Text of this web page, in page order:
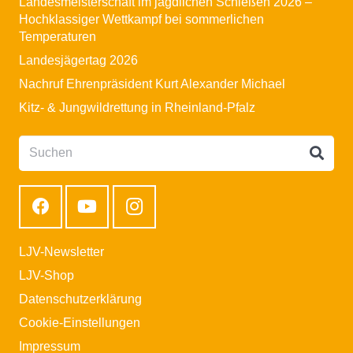
Hochklassiger Wettkampf bei sommerlichen
Temperaturen
Landesjägertag 2026
Nachruf Ehrenpräsident Kurt Alexander Michael
Kitz- & Jungwildrettung in Rheinland-Pfalz
LJV-Newsletter
LJV-Shop
Datenschutzerklärung
Cookie-Einstellungen
Impressum